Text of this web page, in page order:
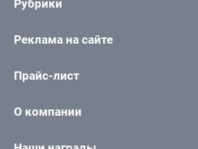
Рубрики
Реклама на сайте
Прайс-лист
О компании